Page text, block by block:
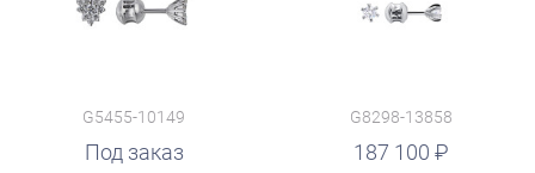
G5455-10149
Под заказ
G8298-13858
187 100
руб.